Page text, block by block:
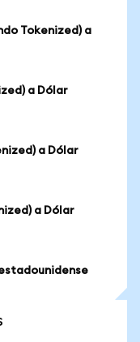
Tokenized) a
a Dólar
a Dólar
a Dólar